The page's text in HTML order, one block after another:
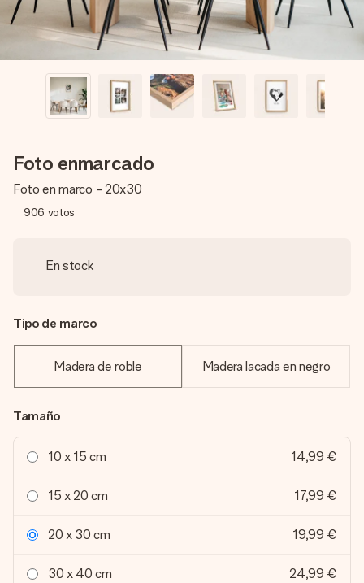
Foto enmarcado
Foto en marco - 20x30
906 votos
En stock
Tipo de marco
Madera de roble Madera lacada en negro
Tamaño
10 x 15 cm 14,99 €
15 x 20 cm 17,99 €
20 x 30 cm 19,99 €
30 x 40 cm 24,99 €